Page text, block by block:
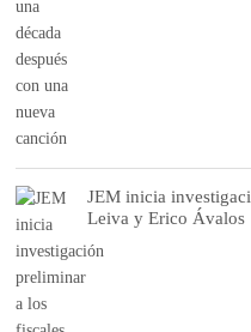
JEM inicia
Leiva y Erico Ávalos